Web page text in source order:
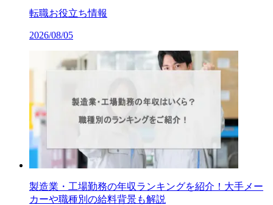
転職お役立ち情報
2026/08/05
製造業・工場勤務の年収ランキングを紹介！大手メー
カーや職種別の給料背景も解説